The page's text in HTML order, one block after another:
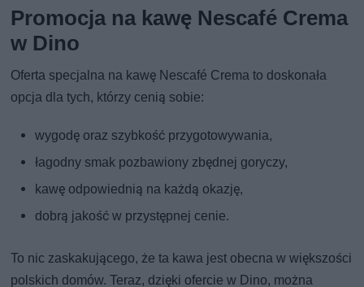
Promocja na kawę Nescafé Crema
w Dino
Oferta specjalna na kawę Nescafé Crema to doskonała
opcja dla tych, którzy cenią sobie:
wygodę oraz szybkość przygotowywania,
łagodny smak pozbawiony zbędnej goryczy,
kawę odpowiednią na każdą okazję,
dobrą jakość w przystępnej cenie.
To nic zaskakującego, że ta kawa jest obecna w większości
polskich domów. Teraz, dzięki ofercie w Dino, można